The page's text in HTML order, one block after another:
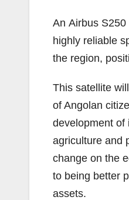
An Airbus S250
highly reliable
the region,
This satellite
of Angolan
development of
agriculture and
change on the
to being better
assets.